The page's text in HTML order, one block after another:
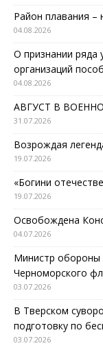
Район плавания –
04.08.2026
О признании ряда
организаций
04.08.2026
АВГУСТ В
31.07.2026
Возрождая
19.07.2026
«Богини
19.07.2026
Освобождена
04.07.2026
Министр обороны
Черноморского
03.07.2026
В Тверском
подготовку по
03.07.2026